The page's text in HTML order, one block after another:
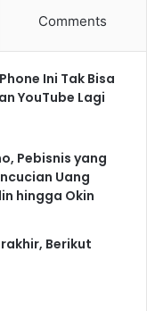
Comments
Ini Tak Bisa
YouTube Lagi
Pebisnis yang
Uang
hingga Okin
Berikut